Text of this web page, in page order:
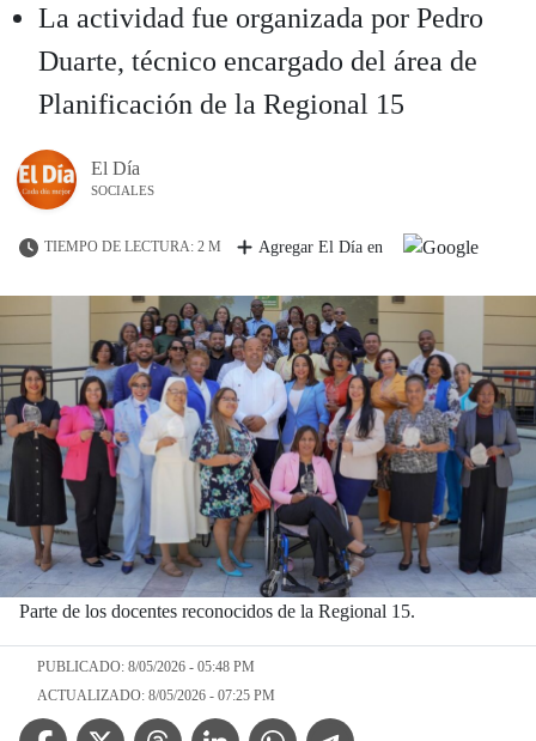
La actividad fue organizada por Pedro
Duarte, técnico encargado del área de
Planificación de la Regional 15
El Día
SOCIALES
TIEMPO DE LECTURA: 2 M Agregar El Día en
Parte de los docentes reconocidos de la Regional 15.
PUBLICADO: 8/05/2026 - 05:48 PM
ACTUALIZADO: 8/05/2026 - 07:25 PM
Facebook IconTwitter IconThreads IconLinkedin IconWhatsApp IconTelegram Icon